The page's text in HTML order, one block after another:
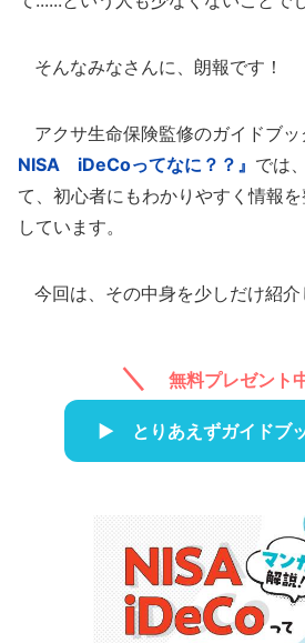
そんなみなさんに、朗報です！
アクサ生命保険監修のガイドブッ
NISA iDeCoってなに？？』 では
て、初心者にもわかりやすく情報
しています。
今回は、その中身を少しだけ紹介
無料プレゼント
とりあえずガイドブ